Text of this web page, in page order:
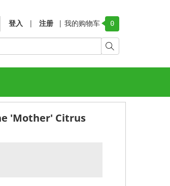
| 我的购物车 0
登入 | 注册
'Mother' Citrus